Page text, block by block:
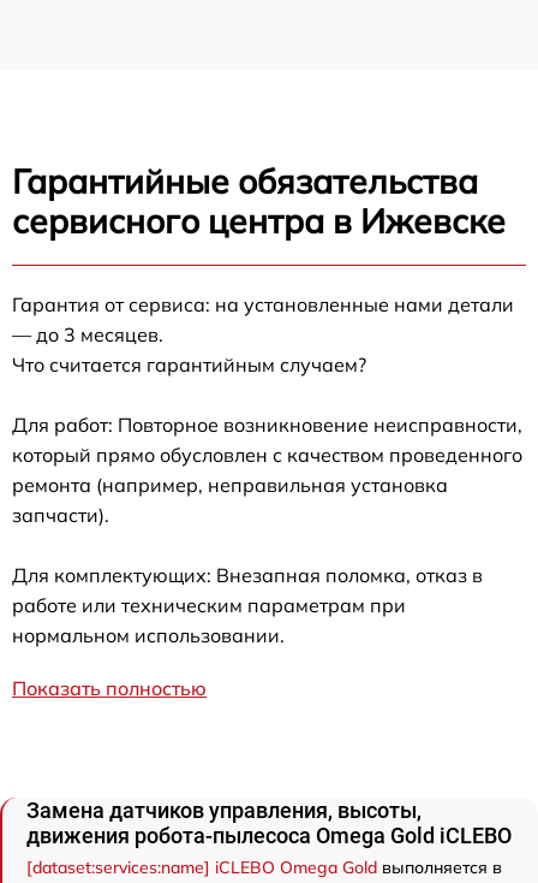
Гарантийные обязательства
сервисного центра в Ижевске
Гарантия от сервиса: на установленные нами детали
— до 3 месяцев.
Что считается гарантийным случаем?
Для работ: Повторное возникновение неисправности,
который прямо обусловлен с качеством проведенного
ремонта (например, неправильная установка
запчасти).
Для комплектующих: Внезапная поломка, отказ в
работе или техническим параметрам при
нормальном использовании.
Показать полностью
Замена датчиков управления, высоты,
движения робота-пылесоса Omega Gold iCLEBO
[dataset:services:name] iCLEBO Omega Gold выполняется в